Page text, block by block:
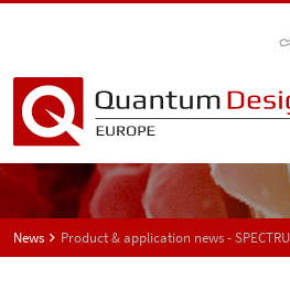
News Product & application news -